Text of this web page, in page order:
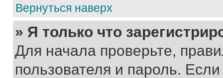
Вернуться наверх
» Я только что
Для начала проверьте,
пользователя и пароль.